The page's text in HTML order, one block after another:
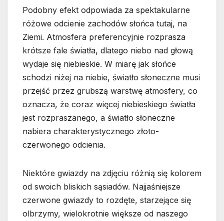
Podobny efekt odpowiada za spektakularne
różowe odcienie zachodów słońca tutaj, na
Ziemi. Atmosfera preferencyjnie rozprasza
krótsze fale światła, dlatego niebo nad głową
wydaje się niebieskie. W miarę jak słońce
schodzi niżej na niebie, światło słoneczne musi
przejść przez grubszą warstwę atmosfery, co
oznacza, że coraz więcej niebieskiego światła
jest rozpraszanego, a światło słoneczne
nabiera charakterystycznego złoto-
czerwonego odcienia.
Niektóre gwiazdy na zdjęciu różnią się kolorem
od swoich bliskich sąsiadów. Najjaśniejsze
czerwone gwiazdy to rozdęte, starzejące się
olbrzymy, wielokrotnie większe od naszego